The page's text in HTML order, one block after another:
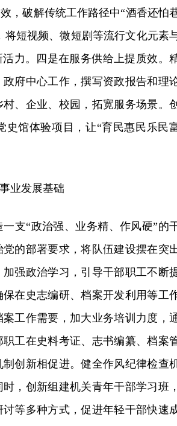
，破解传统工作路径中“酒香还怕
将短视频、微短剧等流行文化元素
力。四是在服务供给上提质效。
府中心工作，撰写资政报告和理
、企业、校园，拓宽服务场景。创
馆体验项目，让“育民惠民乐民
业发展基础
支“政治强、业务精、作风硬”的
的部署要求，将队伍建设摆在突
强政治学习，引导干部职工不断
在史志编研、档案开发利用等工
工作需要，加大业务培训力度，
工在史料考证、志书编纂、档案
创新相促进。健全作风纪律检查
，创新组建机关青年干部学习班，
等多种方式，促进年轻干部快速